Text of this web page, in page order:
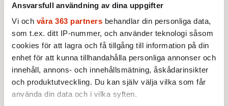
Ansvarsfull användning av dina uppgifter
Vi och våra 363 partners behandlar din personliga data,
som t.ex. ditt IP-nummer, och använder teknologi såsom
cookies för att lagra och få tillgång till information på din
enhet för att kunna tillhandahålla personliga annonser och
innehåll, annons- och innehållsmätning, åskådarinsikter
och produktutveckling. Du kan själv välja vilka som får
använda din data och i vilka syften.
vänstern för Agnes Wold
UTRIKES
3. Därför liknar Putin både tsaren och Stalin
Av: Bengt Jangfeldt
KRÖNIKA
4. Johan Hakelius:DN-rubriken visar vad som sägs
mellan raderna
STICKET
5.Johan Romin:Varför ställs aldrig dessa frågor?
STICKET
6.Dan Korn:Quisling, quislingar och sten i glashus